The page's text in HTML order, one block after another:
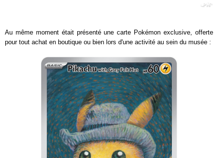
Au même moment était présenté une carte Pokémon exclusive, offerte
pour tout achat en boutique ou bien lors d'une activité au sein du musée :